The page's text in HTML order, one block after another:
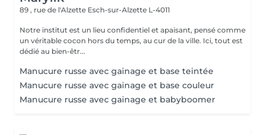
89 , rue de l'Alzette Esch-sur-Alzette L-4011
Notre institut est un lieu confidentiel et apaisant, pensé comme
un véritable cocon hors du temps, au cur de la ville. Ici, tout est
dédié au bien-êtr...
Manucure russe avec gainage et base teintée
Manucure russe avec gainage et base couleur
Manucure russe avec gainage et babyboomer